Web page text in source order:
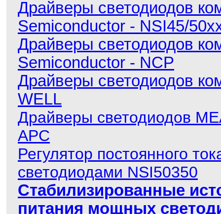
Драйверы светодиодов
Semiconductor - NSI45/
Драйверы светодиодов
Semiconductor - NCP
Драйверы светодиодов
WELL
Драйверы светодиодов
APC
Регулятор постоянного
светодиодами NSI50350
Стабилизированные
питания мощных